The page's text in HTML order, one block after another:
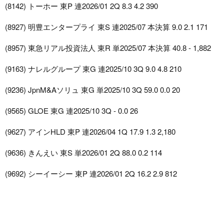
(8142) トーホー 東P 連2026/01 2Q 8.3 4.2 390
(8927) 明豊エンタープライ 東S 連2025/07 本決算 9.0 2.1 171
(8957) 東急リアル投資法人 東R 単2025/07 本決算 40.8 - 1,882
(9163) ナレルグループ 東G 連2025/10 3Q 9.0 4.8 210
(9236) JpnM&Aソリュ 東G 単2025/10 3Q 59.0 0.0 20
(9565) GLOE 東G 連2025/10 3Q - 0.0 26
(9627) アインHLD 東P 連2026/04 1Q 17.9 1.3 2,180
(9636) きんえい 東S 単2026/01 2Q 88.0 0.2 114
(9692) シーイーシー 東P 連2026/01 2Q 16.2 2.9 812